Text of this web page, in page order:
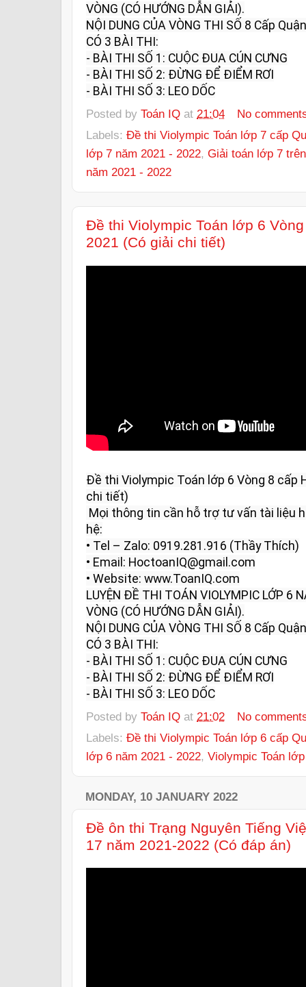
VÒNG (CÓ HƯỚNG DẪN GIẢI).
NỘI DUNG CỦA VÒNG THI SỐ 8 Cấp
CÓ 3 BÀI THI:
- BÀI THI SỐ 1: CUỘC ĐUA CÚN CƯNG
- BÀI THI SỐ 2: ĐỪNG ĐỂ ĐIỂM RƠI
- BÀI THI SỐ 3: LEO DỐC
Posted by Toán IQ at 21:04
No
Labels: Đề thi Violympic Toán lớp 7 cấp
lớp 7 năm 2021 - 2022, Giải toán lớp 7
năm 2021 - 2022
Đề thi Violympic Toán lớp 6
2021 (Có giải chi tiết)
Đề thi Violympic Toán lớp 6 Vòng 8 cấp
chi tiết)
hệ:
• Tel – Zalo: 0919.281.916 (Thầy Thích)
• Email: HoctoanIQ@gmail.com
• Website: www.ToanIQ.com
LUYỆN ĐỀ THI TOÁN VIOLYMPIC LỚP 6
VÒNG (CÓ HƯỚNG DẪN GIẢI).
NỘI DUNG CỦA VÒNG THI SỐ 8 Cấp
CÓ 3 BÀI THI:
- BÀI THI SỐ 1: CUỘC ĐUA CÚN CƯNG
- BÀI THI SỐ 2: ĐỪNG ĐỂ ĐIỂM RƠI
- BÀI THI SỐ 3: LEO DỐC
Posted by Toán IQ at 21:02
No
Labels: Đề thi Violympic Toán lớp 6 cấp
lớp 6 năm 2021 - 2022, Violympic Toán
MONDAY, 10 JANUARY 2022
Đề ôn thi Trạng Nguyên Tiếng
17 năm 2021-2022 (Có đáp án)